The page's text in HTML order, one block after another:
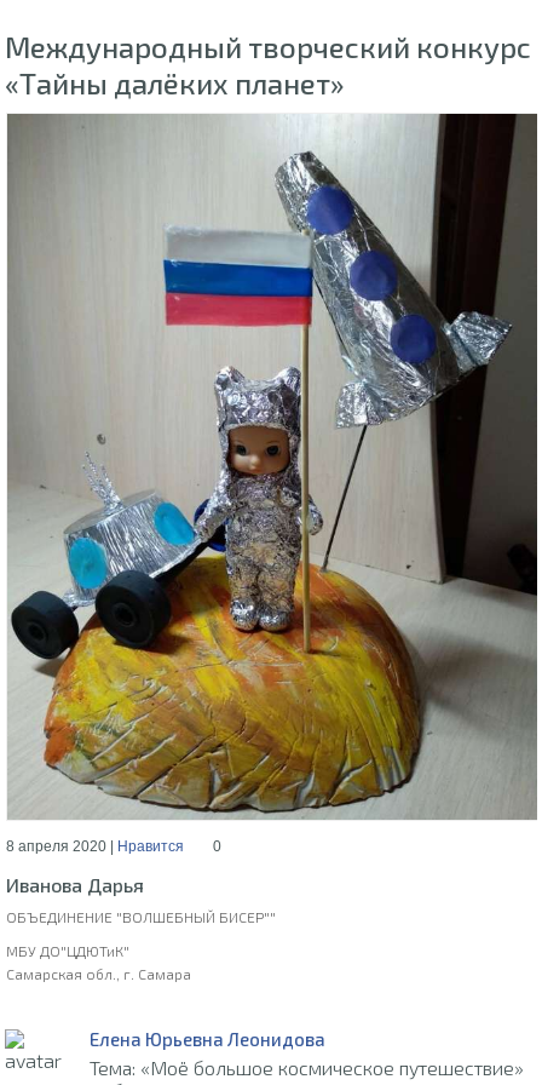
Международный творческий конкурс
«Тайны далёких планет»
8 апреля 2020 | Нравится 0
Иванова Дарья
ОБЪЕДИНЕНИЕ "ВОЛШЕБНЫЙ БИСЕР""
МБУ ДО"ЦДЮТиК"
Самарская обл., г. Самара
Елена Юрьевна Леонидова
Тема: «Моё большое космическое путешествие»